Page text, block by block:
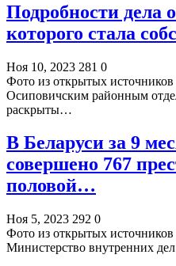
Подробности дела
которого стала
Ноя 10, 2023 281 0
Фото из открытых
Осиповичским районным
раскрыты…
В Беларуси за 9
совершено 767
половой…
Ноя 5, 2023 292 0
Фото из открытых
Министерство внутренних